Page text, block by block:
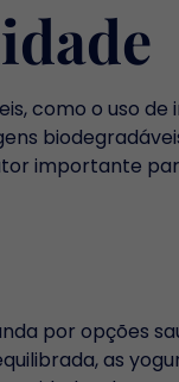
como o uso
importante
por opções
as